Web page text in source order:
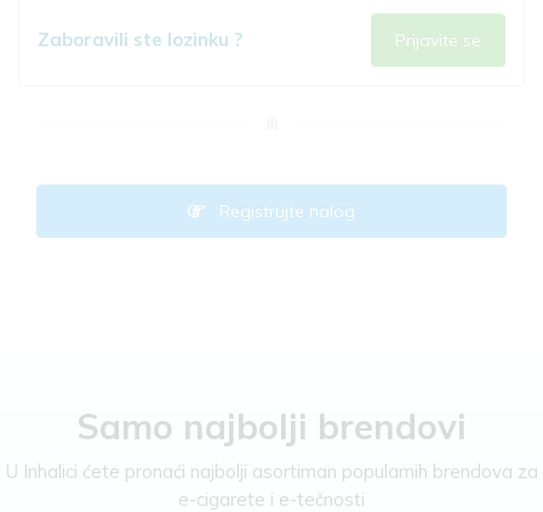
Zaboravili ste lozinku ?
Registrujte nalog
Samo najbolji brendovi
U Inhalici ćete pronaći najbolji asortiman popularnih brendova za
e-cigarete i e-tečnosti